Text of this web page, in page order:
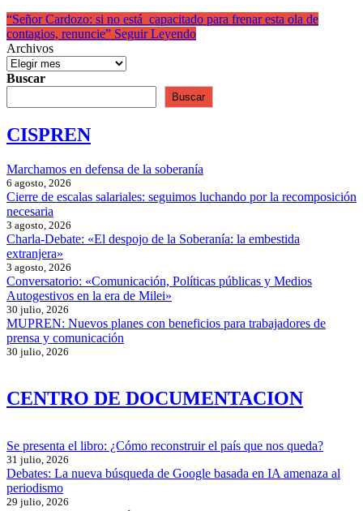
“Señor Cardozo: si no está capacitado para frenar esta ola de
contagios, renuncie” Seguir Leyendo
Archivos
Buscar
Buscar
CISPREN
Marchamos en defensa de la soberanía
6 agosto, 2026
Cierre de escalas salariales: seguimos luchando por la recomposición
necesaria
3 agosto, 2026
Charla-Debate: «El despojo de la Soberanía: la embestida
extranjera»
3 agosto, 2026
Conversatorio: «Comunicación, Políticas públicas y Medios
Autogestivos en la era de Milei»
30 julio, 2026
MUPREN: Nuevos planes con beneficios para trabajadores de
prensa y comunicación
30 julio, 2026
CENTRO DE DOCUMENTACION
Se presenta el libro: ¿Cómo reconstruir el país que nos queda?
31 julio, 2026
Debates: La nueva búsqueda de Google basada en IA amenaza al
periodismo
29 julio, 2026